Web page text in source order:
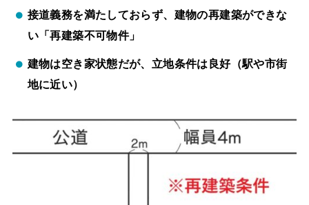
接道義務を満たしておらず、建物の再建築ができな
い「再建築不可物件」
建物は空き家状態だが、立地条件は良好（駅や市街
地に近い）